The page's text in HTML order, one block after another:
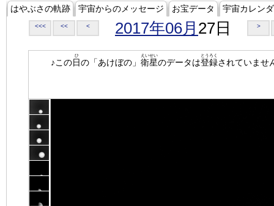
はやぶさの軌跡 宇宙からのメッセージ お宝データ 宇宙カレン
<<< << < 2017年06月 27日 >
♪この日
ひ
の「あけぼの」 衛星
えいせい
のデータは登録
とうろく
されていませ